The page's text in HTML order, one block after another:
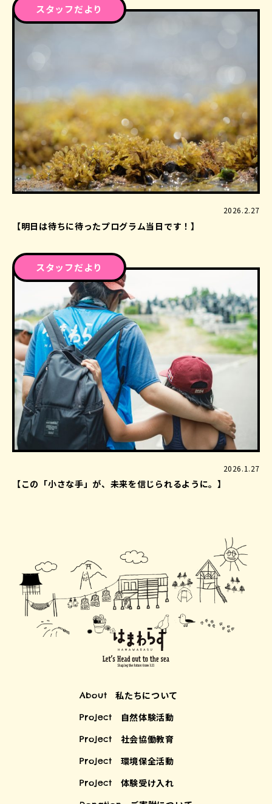
スタッフだより
2026.2.27
【明日は待ちに待ったプログラム当日です！】
スタッフだより
2026.1.27
【この「小さな手」が、未来を信じられるように。】
About 私たちについて
Project 自然体験活動
Project 社会協働教育
Project 環境保全活動
Project 体験受け入れ